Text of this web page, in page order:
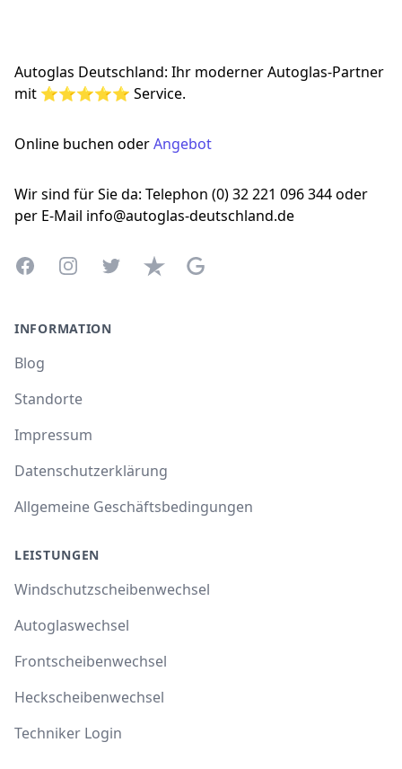
Autoglas Deutschland: Ihr moderner Autoglas-Partner
mit ⭐⭐⭐⭐⭐ Service.
Online buchen oderAngebot
Wir sind für Sie da: Telephon (0) 32 221 096 344 oder
per E-Mail info@autoglas-deutschland.de
FacebookInstagramTwitterTrustpilotGoogle Business Profile
INFORMATION
Blog
Standorte
Impressum
Datenschutzerklärung
Allgemeine Geschäftsbedingungen
LEISTUNGEN
Windschutzscheibenwechsel
Autoglaswechsel
Frontscheibenwechsel
Heckscheibenwechsel
Techniker Login